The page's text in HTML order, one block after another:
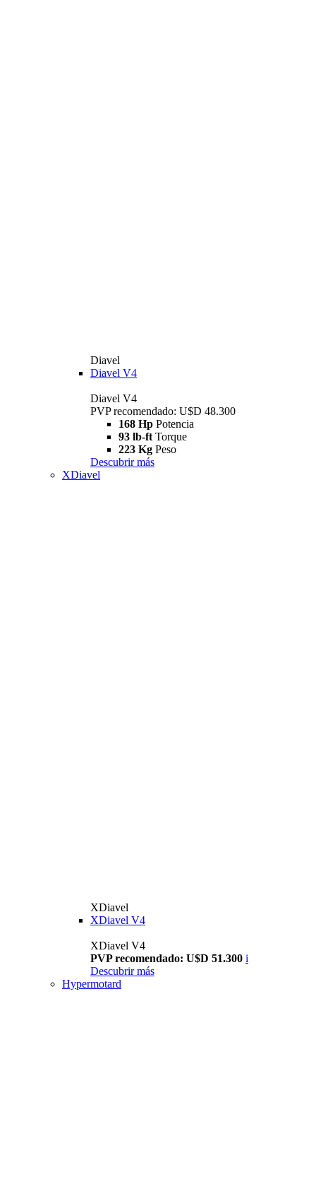
Diavel
Diavel V4
Diavel V4
PVP recomendado: U$D 48.300
168 Hp Potencia
93 lb-ft Torque
223 Kg Peso
Descubrir más
XDiavel
XDiavel
XDiavel V4
XDiavel V4
PVP recomendado: U$D 51.300 i
Descubrir más
Hypermotard